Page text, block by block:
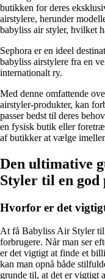
butikken for deres
airstylere, herunder
babyliss air styler, hvilket
Sephora er en ideel
babyliss airstylere fra en
internationalt ry.
Med denne omfattende
airstyler-produkter, kan
passer bedst til deres
en fysisk butik eller
af butikker at vælge
Den ultimative
Styler til en god
Hvorfor er det
At få Babyliss Air Styler
forbrugere. Når man ser
er det vigtigt at finde et
kan man opnå både
grunde til, at det er vigtigt